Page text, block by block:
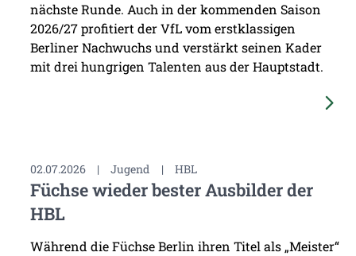
nächste Runde. Auch in der kommenden Saison
2026/27 profitiert der VfL vom erstklassigen
Berliner Nachwuchs und verstärkt seinen Kader
mit drei hungrigen Talenten aus der Hauptstadt.
02.07.2026 | Jugend | HBL
Füchse wieder bester Ausbilder der
HBL
Während die Füchse Berlin ihren Titel als „Meister“